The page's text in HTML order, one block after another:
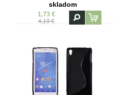
skladom
1,73 €
4,19 €